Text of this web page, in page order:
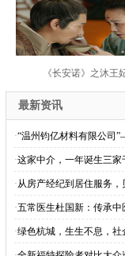
《长安诺》之沐王
最新资讯
·“温州钧亿材料有限公司
·这家中介，一年诞生三家
·从房产经纪到居住服务
·五常医生杜国新：传承
·绿色杭城，生生不息，